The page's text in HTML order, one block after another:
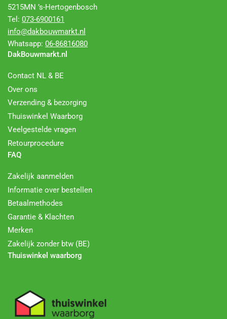
5215MN ’s-Hertogenbosch
Tel: 073-6900161
info@dakbouwmarkt.nl
Whatsapp: 06-86816080
DakBouwmarkt.nl
Contact NL & BE
Over ons
Verzending & bezorging
Thuiswinkel Waarborg
Veelgestelde vragen
Retourprocedure
FAQ
Zakelijk aanmelden
Informatie over bestellen
Betaalmethodes
Garantie & Klachten
Merken
Zakelijk zonder btw (BE)
Thuiswinkel waarborg